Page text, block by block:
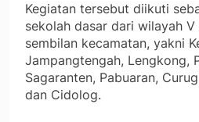
Kegiatan tersebut diikuti
sekolah dasar dari wilayah
sembilan kecamatan, yakni
Jampangtengah, Lengkong,
Sagaranten, Pabuaran,
dan Cidolog.